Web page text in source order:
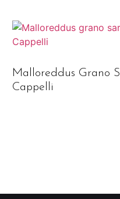
Malloreddus Grano
Cappelli